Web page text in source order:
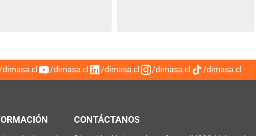
/dimasa.cl /dimasa.cl /dimasa.cl /dimasa.cl
CONTÁCTANOS